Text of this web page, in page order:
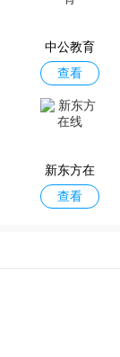
中公教育
查看
新东方在
线
查看